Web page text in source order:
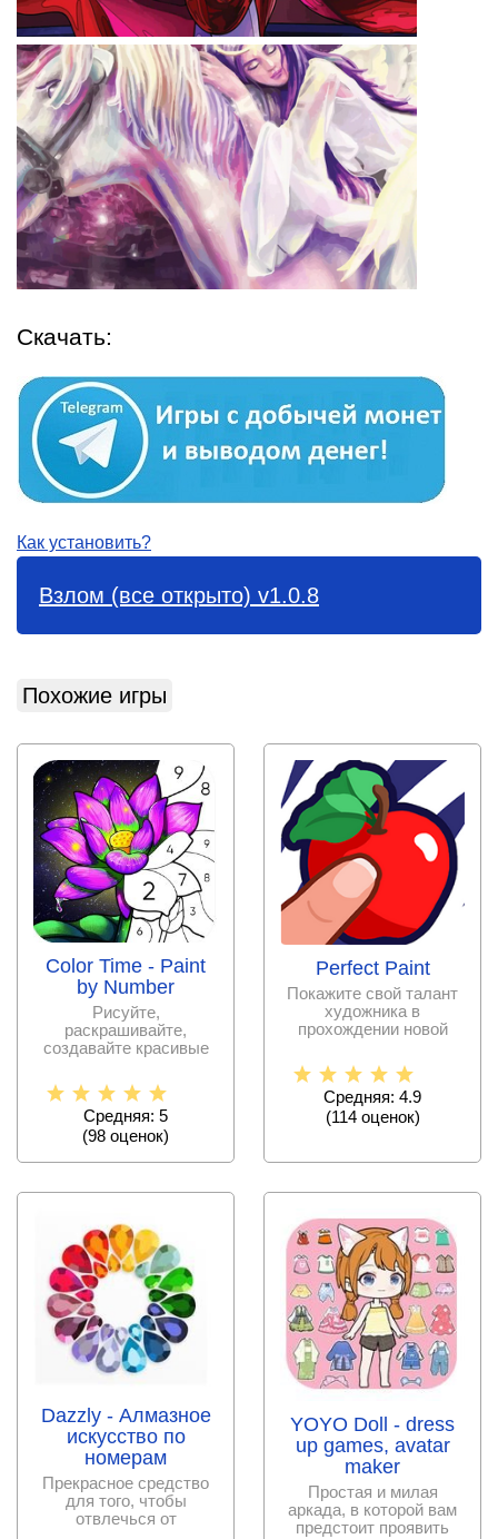
Скачать:
Как установить?
Взлом (все открыто) v1.0.8
Похожие игры
Color Time - Paint
by Number
Рисуйте,
раскрашивайте,
создавайте красивые
баллы.
Средняя: 5
(98 оценок)
Perfect Paint
Покажите свой талант
художника в
прохождении новой
все.
Средняя: 4.9
(114оценок)
Dazzly - Алмазное
искусство по
номерам
Прекрасное средство
для того, чтобы
отвлечься от
YOYO Doll - dress
up games, avatar
maker
Простая и милая
аркада, в которой вам
предстоит проявить